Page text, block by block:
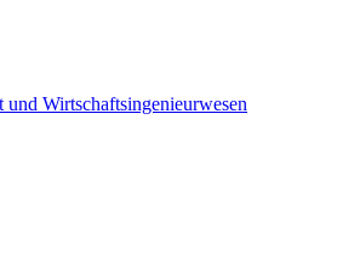
und Wirtschaftsingenieurwesen